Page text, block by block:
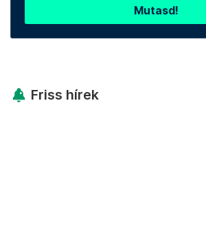
Mutasd!
Friss hírek